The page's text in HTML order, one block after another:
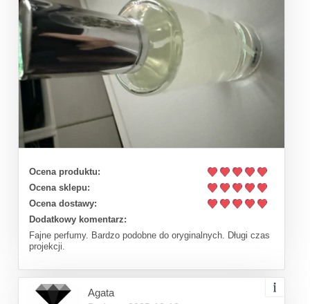
Ocena produktu:
Ocena sklepu:
Ocena dostawy:
Dodatkowy komentarz:
Fajne perfumy. Bardzo podobne do oryginalnych. Długi czas
projekcji.
Agata